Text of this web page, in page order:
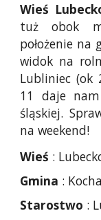
Wieś
tuż obok
położenie
widok na
Lubliniec (ok
11 daje
śląskiej.
na weekend!
Wieś :
Gmina :
Starostwo :